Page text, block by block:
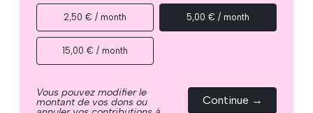
2,50 € / month 5,00 € / month
15,00 € / month
Vous pouvez modifier le
montant de vos dons ou Continue →